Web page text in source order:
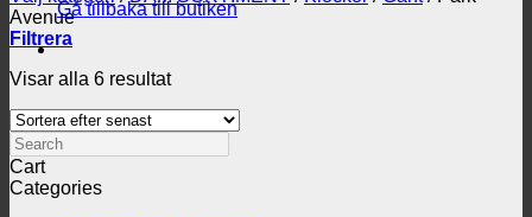
Gå tillbaka till butiken
Avenue
Filtrera
Visar alla 6 resultatSortera
senaste
Search
Cart
Categories